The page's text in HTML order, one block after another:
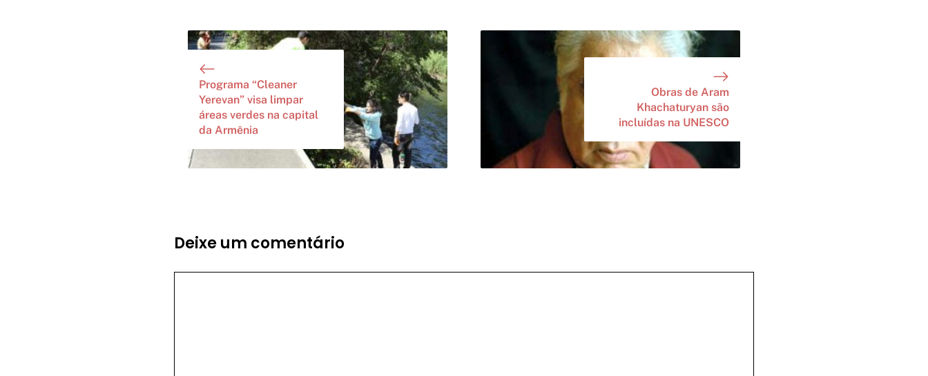
Programa “Cleaner
Yerevan” visa limpar
áreas verdes na capital
da Armênia
Obras de Aram
Khachaturyan são
incluídas na UNESCO
Deixe um comentário